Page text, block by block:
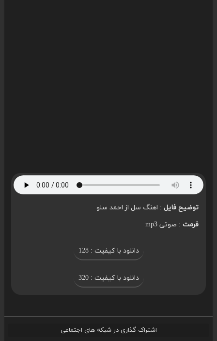
توضیح فایل: اهنگ سل از احمد سلو
فرمت: صوتی mp3
دانلود با کیفیت : 128
دانلود با کیفیت : 320
اشتراک گذاری در شبکه های اجتماعی